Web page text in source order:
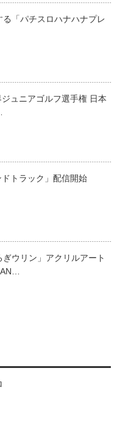
「パチスロハナハナプレ
ュニアゴルフ選手権 日本
ドトラック」配信開始
ウリン」アクリルアート